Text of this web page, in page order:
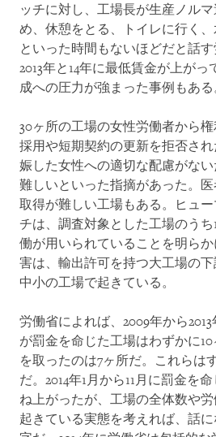
ッチに対し、工場長が生産ノル
め、休憩をとる、トイレに行く
といった時間もないほどだと話す
2013年と14年に最低賃金が上が
成への圧力が強まった事例もある
30ヶ所の工場の女性労働者から権
採用や短期契約の更新を拒否さ
娠した女性への適切な配慮がな
難しいといった指摘があった。
取得が難しい工場もある。ヒュ
チは、調査対象とした工場のうち
働が用いられていることを明ら
害は、輸出許可を持つ大工場の
中小の工場で起きている。
労働省によれば、2009年から
が罰金を命じた工場はわずかに
を取ったのは7ヶ所だ。これらは
だ。2014年1月から11月に罰金を
ね上がったが、工場の全体数や
起きている実態を考えれば、話